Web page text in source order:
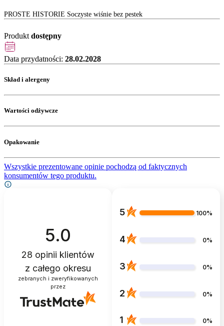
PROSTE HISTORIE Soczyste wiśnie bez pestek
Produkt dostępny
Data przydatności: 28.02.2028
Skład i alergeny
Wartości odżywcze
Opakowanie
Wszystkie prezentowane opinie pochodzą od faktycznych
konsumentów tego produktu.
5.0
28 opinii klientów
z całego okresu
zebranych i zweryfikowanych
przez
5 100%
4 0%
3 0%
2 0%
1 0%